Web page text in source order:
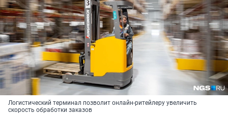
Логистический терминал позволит онлайн-ритейлеру увеличить
скорость обработки заказов